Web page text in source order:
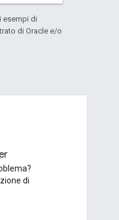
esempi di
di Oracle e/o
di